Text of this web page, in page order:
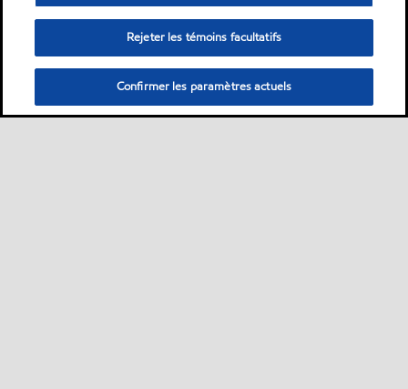
Rejeter les témoins facultatifs
Confirmer les paramètres actuels